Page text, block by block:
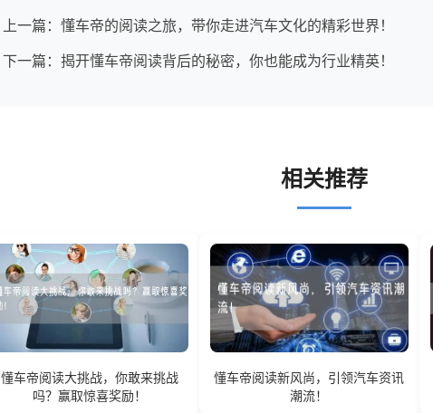
上一篇：懂车帝的阅读之旅，带你走进汽车文化的精彩世界！
下一篇：揭开懂车帝阅读背后的秘密，你也能成为行业精英！
相关推荐
懂车帝阅读大挑战，你敢来挑战
吗？赢取惊喜奖励！
懂车帝阅读新风尚，引领汽车资讯
潮流！